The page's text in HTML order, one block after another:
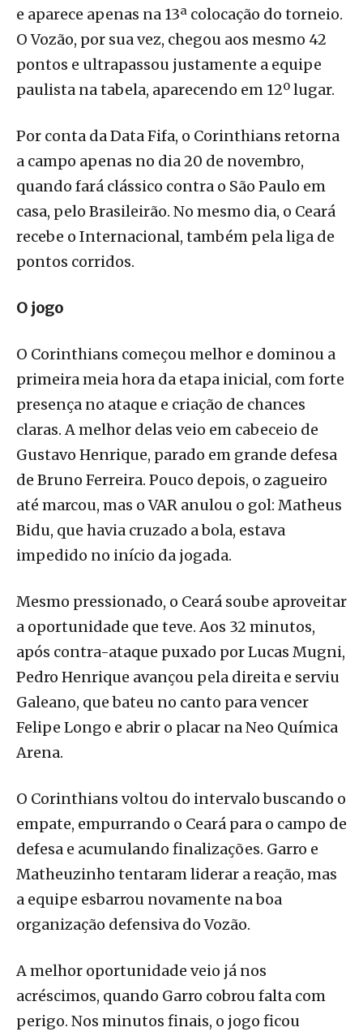
e aparece apenas na 13ª colocação do torneio.
O Vozão, por sua vez, chegou aos mesmo 42
pontos e ultrapassou justamente a equipe
paulista na tabela, aparecendo em 12º lugar.
Por conta da Data Fifa, o Corinthians retorna
a campo apenas no dia 20 de novembro,
quando fará clássico contra o São Paulo em
casa, pelo Brasileirão. No mesmo dia, o Ceará
recebe o Internacional, também pela liga de
pontos corridos.
O jogo
O Corinthians começou melhor e dominou a
primeira meia hora da etapa inicial, com forte
presença no ataque e criação de chances
claras. A melhor delas veio em cabeceio de
Gustavo Henrique, parado em grande defesa
de Bruno Ferreira. Pouco depois, o zagueiro
até marcou, mas o VAR anulou o gol: Matheus
Bidu, que havia cruzado a bola, estava
impedido no início da jogada.
Mesmo pressionado, o Ceará soube aproveitar
a oportunidade que teve. Aos 32 minutos,
após contra-ataque puxado por Lucas Mugni,
Pedro Henrique avançou pela direita e serviu
Galeano, que bateu no canto para vencer
Felipe Longo e abrir o placar na Neo Química
Arena.
O Corinthians voltou do intervalo buscando o
empate, empurrando o Ceará para o campo de
defesa e acumulando finalizações. Garro e
Matheuzinho tentaram liderar a reação, mas
a equipe esbarrou novamente na boa
organização defensiva do Vozão.
A melhor oportunidade veio já nos
acréscimos, quando Garro cobrou falta com
perigo. Nos minutos finais, o jogo ficou